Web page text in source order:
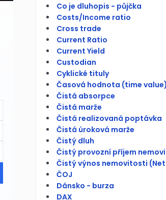
Co je dluhopis - půjčka
Costs/Income ratio
Cross trade
Current Ratio
Current Yield
Custodian
Cyklické tituly
Časová hodnota (time value)
Čistá absorpce
Čistá marže
Čistá realizovaná poptávka
Čistá úroková marže
Čistý dluh
Čistý provozní příjem
Čistý výnos nemovitosti
ČOJ
Dánsko - burza
DAX